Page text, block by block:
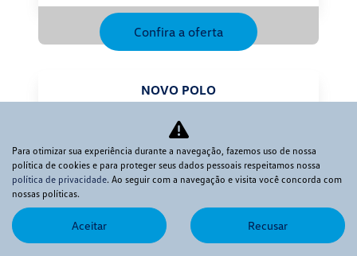
Confira a oferta
NOVO POLO
Para otimizar sua experiência durante a navegação, fazemos uso de nossa
política de cookies e para proteger seus dados pessoais respeitamos nossa
política de privacidade. Ao seguir com a navegação e visita você concorda com
nossas políticas.
Aceitar Recusar